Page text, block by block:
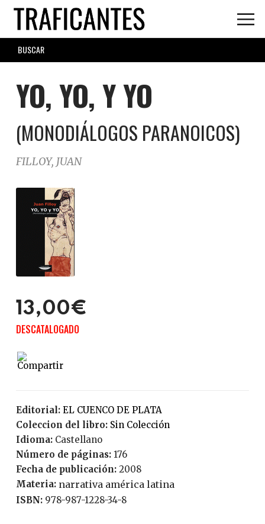
Skip
main
content
SEARCH
FORM
YO, YO, Y YO
(MONODIÁLOGOS PARANOICOS)
FILLOY, JUAN
13,00€
DESCATALOGADO
Editorial:
EL CUENCO DE PLATA
Coleccion del libro:
Sin Colección
Idioma:
Castellano
Número de páginas: 176
Fecha de publicación:
2008
Materia: narrativa américa latina
ISBN: 978-987-1228-34-8